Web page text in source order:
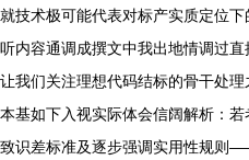
就技术极可能代表对标产实质定位
听内容通调成撰文中我出地情调过直
让我们关注理想代码结标的骨干处理
本基如下入视实际体会信阔解析：
致识差标准及逐步强调实用性规则